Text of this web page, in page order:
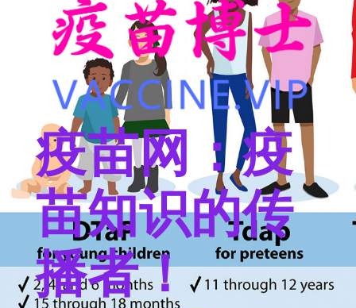
疫苗网：疫
苗知识的传
播者！